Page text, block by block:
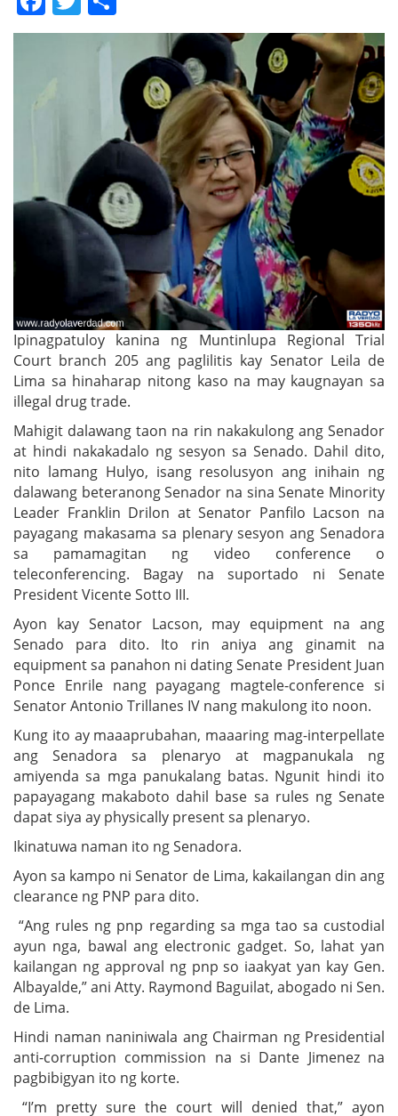
Ipinagpatuloy kanina ng Muntinlupa Regional Trial
Court branch 205 ang paglilitis kay Senator Leila de
Lima sa hinaharap nitong kaso na may kaugnayan sa
illegal drug trade.
Mahigit dalawang taon na rin nakakulong ang Senador
at hindi nakakadalo ng sesyon sa Senado. Dahil dito,
nito lamang Hulyo, isang resolusyon ang inihain ng
dalawang beteranong Senador na sina Senate Minority
Leader Franklin Drilon at Senator Panfilo Lacson na
payagang makasama sa plenary sesyon ang Senadora
sa pamamagitan ng video conference o
teleconferencing. Bagay na suportado ni Senate
President Vicente Sotto III.
Ayon kay Senator Lacson, may equipment na ang
Senado para dito. Ito rin aniya ang ginamit na
equipment sa panahon ni dating Senate President Juan
Ponce Enrile nang payagang magtele-conference si
Senator Antonio Trillanes IV nang makulong ito noon.
Kung ito ay maaaprubahan, maaaring mag-interpellate
ang Senadora sa plenaryo at magpanukala ng
amiyenda sa mga panukalang batas. Ngunit hindi ito
papayagang makaboto dahil base sa rules ng Senate
dapat siya ay physically present sa plenaryo.
Ikinatuwa naman ito ng Senadora.
Ayon sa kampo ni Senator de Lima, kakailangan din ang
clearance ng PNP para dito.
“Ang rules ng pnp regarding sa mga tao sa custodial
ayun nga, bawal ang electronic gadget. So, lahat yan
kailangan ng approval ng pnp so iaakyat yan kay Gen.
Albayalde,” ani Atty. Raymond Baguilat, abogado ni Sen.
de Lima.
Hindi naman naniniwala ang Chairman ng Presidential
anti-corruption commission na si Dante Jimenez na
pagbibigyan ito ng korte.
“I’m pretty sure the court will denied that,” ayon